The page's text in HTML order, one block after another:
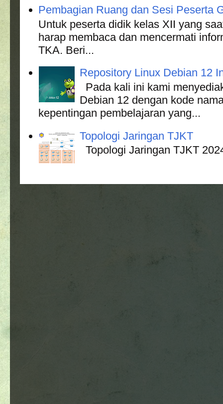
Pembagian Ruang dan Sesi Peserta
Untuk peserta didik kelas XII yang
harap membaca dan mencermati
TKA. Beri...
Repository Linux Debian 12
Pada kali ini kami
Debian 12 dengan kode
kepentingan pembelajaran yang...
Topologi Jaringan TJKT
Topologi Jaringan TJKT